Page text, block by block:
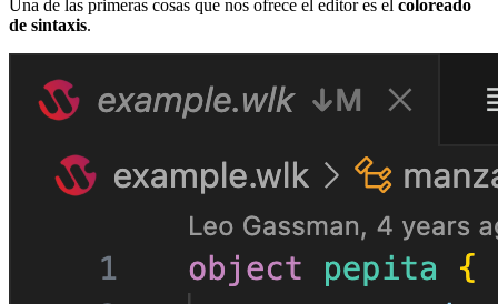
Una de las primeras cosas que nos ofrece el editor es el coloreado
de sintaxis.